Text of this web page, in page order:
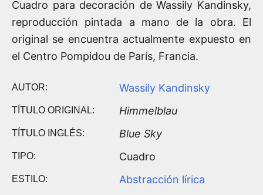
Cuadro para decoración de Wassily Kandinsky,
reproducción pintada a mano de la obra. El
original se encuentra actualmente expuesto en
el Centro Pompidou de París, Francia.
AUTOR: Wassily Kandinsky
TÍTULO ORIGINAL: Himmelblau
TÍTULO INGLÉS: Blue Sky
TIPO: Cuadro
ESTILO: Abstracción lírica